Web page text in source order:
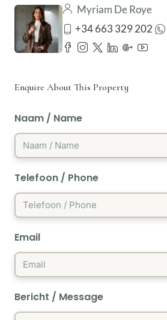
Myriam De Roye
+34 663 329 202
Enquire About This Property
Naam / Name
Telefoon / Phone
Email
Bericht / Message